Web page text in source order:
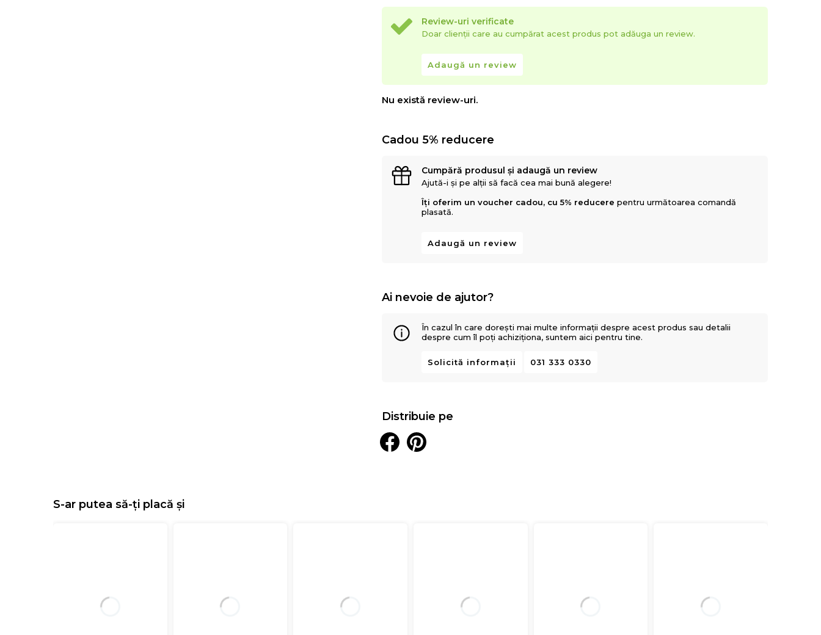
Review-uri verificate
Doar clienții care au cumpărat acest produs pot adăuga un review.
Adaugă un review
Nu există review-uri.
Cadou 5% reducere
Cumpără produsul și adaugă un review
Ajută-i și pe alții să facă cea mai bună alegere!
Îți oferim un voucher cadou, cu 5% reducere pentru următoarea comandă
plasată.
Adaugă un review
Ai nevoie de ajutor?
În cazul în care dorești mai multe informații despre acest produs sau detalii
despre cum îl poți achiziționa, suntem aici pentru tine.
Solicită informații 031 333 0330
Distribuie pe
S-ar putea să-ți placă și